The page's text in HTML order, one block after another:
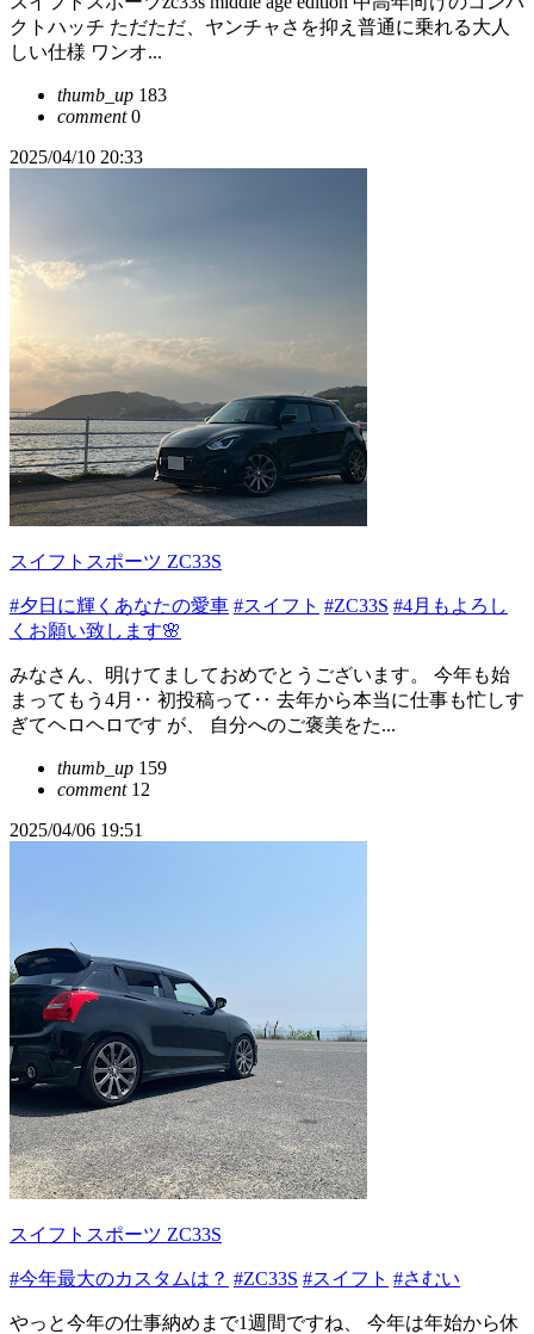
クトハッチ ただただ、ヤンチャさを抑え普通に乗れる大人
しい仕様 ワンオ...
thumb_up 183
comment0
2025/04/10 20:33
スイフトスポーツ ZC33S
#夕日に輝くあなたの愛車 #スイフト #ZC33S #4月もよろし
くお願い致します🌸
みなさん、明けてましておめでとうございます。 今年も始
まってもう4月‥ 初投稿って‥ 去年から本当に仕事も忙しす
ぎてヘロヘロです が、 自分へのご褒美をた...
thumb_up 159
comment12
2025/04/06 19:51
スイフトスポーツ ZC33S
#今年最大のカスタムは？ #ZC33S #スイフト #さむい
やっと今年の仕事納めまで1週間ですね、 今年は年始から休